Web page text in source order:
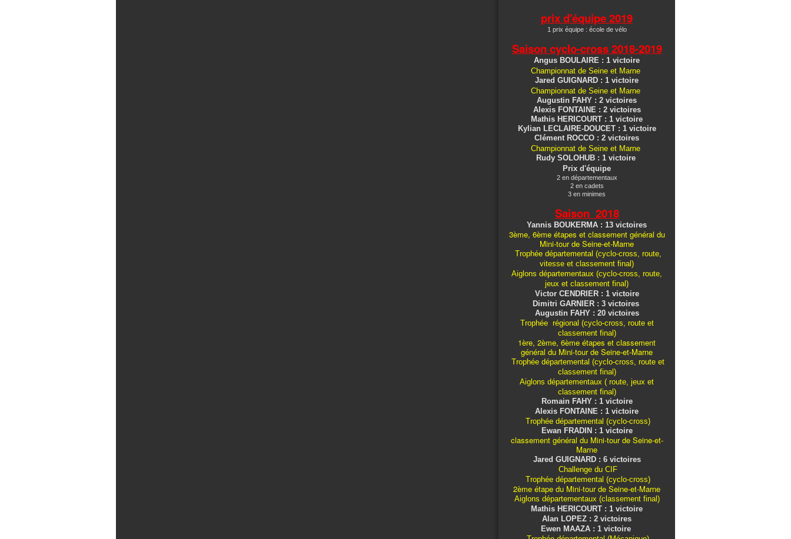
prix d'équipe 2019
1 prix équipe : école de vélo
Saison cyclo-cross2018-2019
Angus BOULAIRE : 1 victoire
Championnat de Seine et Marne
Jared GUIGNARD : 1 victoire
Championnat de Seine et Marne
Augustin FAHY : 2 victoires
Alexis FONTAINE : 2 victoires
Mathis HERICOURT : 1 victoire
Kylian LECLAIRE-DOUCET : 1 victoire
Clément ROCCO : 2 victoires
Championnat de Seine et Marne
Rudy SOLOHUB : 1 victoire
Prix d'équipe
2 en départementaux
2 en cadets
3 en minimes
Saison 2018
Yannis BOUKERMA : 13 victoires
3ème, 6ème étapes et classement général du
Mini-tour de Seine-et-Marne
Trophée départemental (cyclo-cross, route,
vitesse et classement final)
Aiglons départementaux (cyclo-cross, route,
jeux et classement final)
Victor CENDRIER : 1 victoire
Dimitri GARNIER : 3 victoires
Augustin FAHY : 20 victoires
Trophée régional (cyclo-cross, route et
classement final)
1ère, 2ème, 6ème étapes et classement
général du Mini-tour de Seine-et-Marne
Trophée départemental (cyclo-cross, route et
classement final)
Aiglons départementaux ( route, jeux et
classement final)
Romain FAHY : 1 victoire
Alexis FONTAINE : 1 victoire
Trophée départemental (cyclo-cross)
Ewan FRADIN : 1 victoire
classement général du Mini-tour de Seine-et-
Marne
Jared GUIGNARD : 6 victoires
Challenge du CIF
Trophée départemental (cyclo-cross)
2ème étape du Mini-tour de Seine-et-Marne
Aiglons départementaux (classement final)
Mathis HERICOURT : 1 victoire
Alan LOPEZ : 2 victoires
Ewen MAAZA : 1 victoire